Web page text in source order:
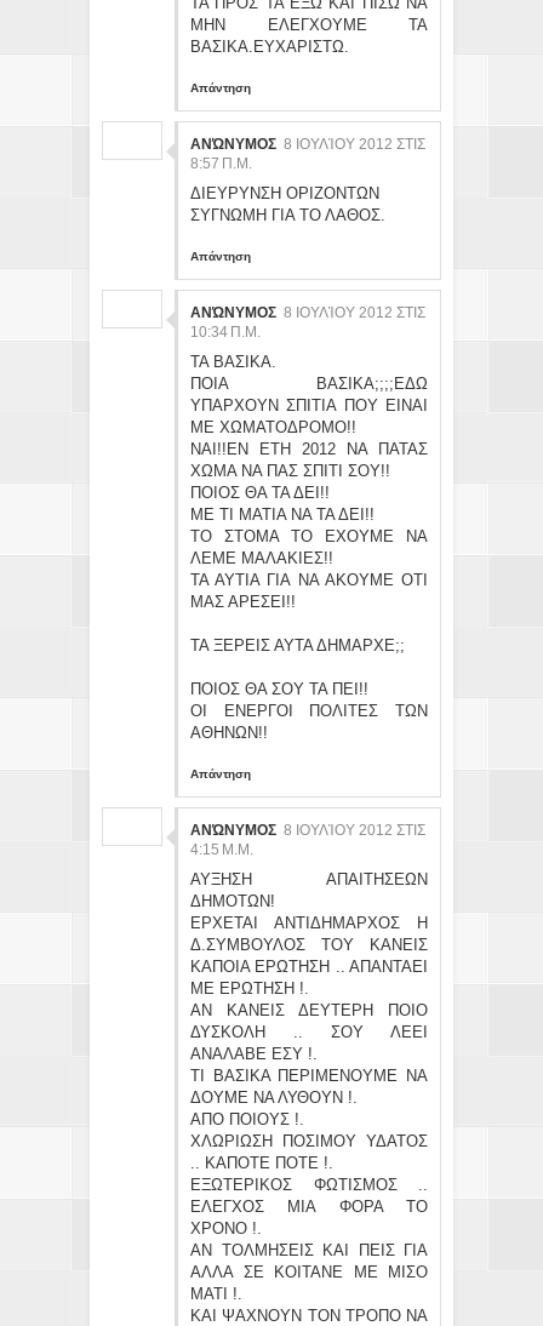
ΜΗΝ ΕΛΕΓΧΟΥΜΕ ΤΑ
ΒΑΣΙΚΑ.ΕΥΧΑΡΙΣΤΩ.
Απάντηση
ΑΝΏΝΥΜΟΣ 8 ΙΟΥΛΊΟΥ 2012 ΣΤΙΣ
8:57 Π.Μ.
ΔΙΕΥΡΥΝΣΗ ΟΡΙΖΟΝΤΩΝ
ΣΥΓΝΩΜΗ ΓΙΑ ΤΟ ΛΑΘΟΣ.
Απάντηση
ΑΝΏΝΥΜΟΣ 8 ΙΟΥΛΊΟΥ 2012 ΣΤΙΣ
10:34 Π.Μ.
ΤΑ ΒΑΣΙΚΑ.
ΠΟΙΑ ΒΑΣΙΚΑ;;;;ΕΔΩ
ΥΠΑΡΧΟΥΝ ΣΠΙΤΙΑ ΠΟΥ ΕΙΝΑΙ
ΜΕ ΧΩΜΑΤΟΔΡΟΜΟ!!
ΝΑΙ!!ΕΝ ΕΤΗ 2012 ΝΑ ΠΑΤΑΣ
ΧΩΜΑ ΝΑ ΠΑΣ ΣΠΙΤΙ ΣΟΥ!!
ΠΟΙΟΣ ΘΑ ΤΑ ΔΕΙ!!
ΜΕ ΤΙ ΜΑΤΙΑ ΝΑ ΤΑ ΔΕΙ!!
ΤΟ ΣΤΟΜΑ ΤΟ ΕΧΟΥΜΕ ΝΑ
ΛΕΜΕ ΜΑΛΑΚΙΕΣ!!
ΤΑ ΑΥΤΙΑ ΓΙΑ ΝΑ ΑΚΟΥΜΕ ΟΤΙ
ΜΑΣ ΑΡΕΣΕΙ!!
ΤΑ ΞΕΡΕΙΣ ΑΥΤΑ ΔΗΜΑΡΧΕ;;
ΠΟΙΟΣ ΘΑ ΣΟΥ ΤΑ ΠΕΙ!!
ΟΙ ΕΝΕΡΓΟΙ ΠΟΛΙΤΕΣ ΤΩΝ
ΑΘΗΝΩΝ!!
Απάντηση
ΑΝΏΝΥΜΟΣ 8 ΙΟΥΛΊΟΥ 2012 ΣΤΙΣ
4:15 Μ.Μ.
ΑΥΞΗΣΗ ΑΠΑΙΤΗΣΕΩΝ
ΔΗΜΟΤΩΝ!
ΕΡΧΕΤΑΙ ΑΝΤΙΔΗΜΑΡΧΟΣ Η
Δ.ΣΥΜΒΟΥΛΟΣ ΤΟΥ ΚΑΝΕΙΣ
ΚΑΠΟΙΑ ΕΡΩΤΗΣΗ .. ΑΠΑΝΤΑΕΙ
ΜΕ ΕΡΩΤΗΣΗ !.
ΑΝ ΚΑΝΕΙΣ ΔΕΥΤΕΡΗ ΠΟΙΟ
ΔΥΣΚΟΛΗ .. ΣΟΥ ΛΕΕΙ
ΑΝΑΛΑΒΕ ΕΣΥ !.
ΤΙ ΒΑΣΙΚΑ ΠΕΡΙΜΕΝΟΥΜΕ ΝΑ
ΔΟΥΜΕ ΝΑ ΛΥΘΟΥΝ !.
ΑΠΟ ΠΟΙΟΥΣ !.
ΧΛΩΡΙΩΣΗ ΠΟΣΙΜΟΥ ΥΔΑΤΟΣ
.. ΚΑΠΟΤΕ ΠΟΤΕ !.
ΕΞΩΤΕΡΙΚΟΣ ΦΩΤΙΣΜΟΣ ..
ΕΛΕΓΧΟΣ ΜΙΑ ΦΟΡΑ ΤΟ
ΧΡΟΝΟ !.
ΑΝ ΤΟΛΜΗΣΕΙΣ ΚΑΙ ΠΕΙΣ ΓΙΑ
ΑΛΛΑ ΣΕ ΚΟΙΤΑΝΕ ΜΕ ΜΙΣΟ
ΜΑΤΙ !.
ΚΑΙ ΨΑΧΝΟΥΝ ΤΟΝ ΤΡΟΠΟ ΝΑ